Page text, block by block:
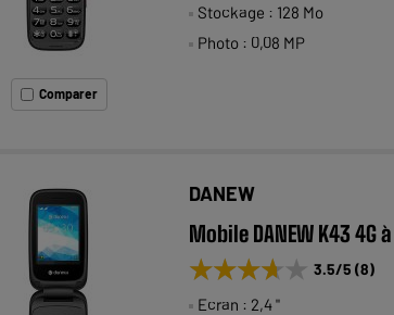
Comparer
Stockage : 128 Mo
Photo : 0,08 MP
DANEW
Mobile DANEW K43 4G
★★★★★
★★★★★ 3.5/5 (8)
Ecran : 2,4 "